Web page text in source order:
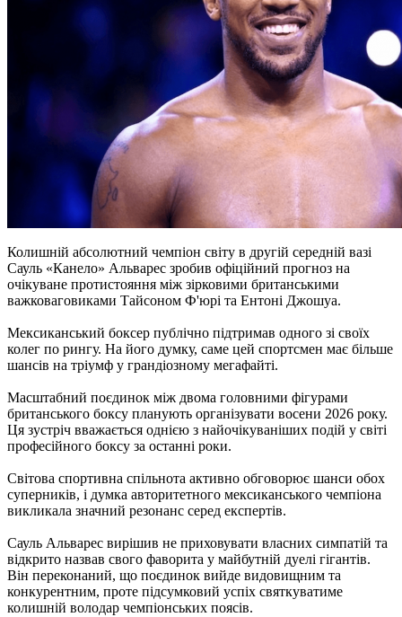
Колишній абсолютний чемпіон світу в другій середній вазі
Сауль «Канело» Альварес зробив офіційний прогноз на
очікуване протистояння між зірковими британськими
важковаговиками Тайсоном Ф'юрі та Ентоні Джошуа.
Мексиканський боксер публічно підтримав одного зі своїх
колег по рингу. На його думку, саме цей спортсмен має більше
шансів на тріумф у грандіозному мегафайті.
Масштабний поєдинок між двома головними фігурами
британського боксу планують організувати восени 2026 року.
Ця зустріч вважається однією з найочікуваніших подій у світі
професійного боксу за останні роки.
Світова спортивна спільнота активно обговорює шанси обох
суперників, і думка авторитетного мексиканського чемпіона
викликала значний резонанс серед експертів.
Сауль Альварес вирішив не приховувати власних симпатій та
відкрито назвав свого фаворита у майбутній дуелі гігантів.
Він переконаний, що поєдинок вийде видовищним та
конкурентним, проте підсумковий успіх святкуватиме
колишній володар чемпіонських поясів.